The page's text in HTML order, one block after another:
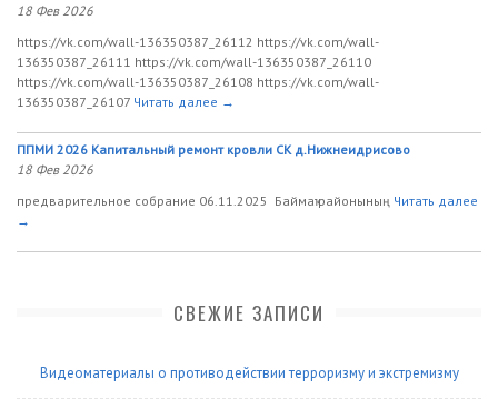
18 Фев 2026
https://vk.com/wall-136350387_26112 https://vk.com/wall-
136350387_26111 https://vk.com/wall-136350387_26110
https://vk.com/wall-136350387_26108 https://vk.com/wall-
136350387_26107 Читать далее →
ППМИ 2026 Капитальный ремонт кровли СК д.Нижнеидрисово
18 Фев 2026
предварительное собрание 06.11.2025 Баймаҡ районының Читать далее
→
СВЕЖИЕ ЗАПИСИ
Видеоматериалы о противодействии терроризму и экстремизму